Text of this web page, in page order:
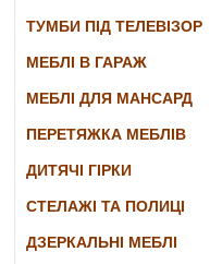
ТУМБИ ПІД ТЕЛЕВІЗОР
МЕБЛІ В ГАРАЖ
МЕБЛІ ДЛЯ МАНСАРД
ПЕРЕТЯЖКА МЕБЛІВ
ДИТЯЧІ ГІРКИ
СТЕЛАЖІ ТА ПОЛИЦІ
ДЗЕРКАЛЬНІ МЕБЛІ